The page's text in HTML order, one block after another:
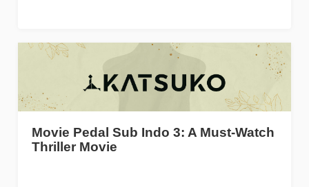
Movie Pedal Sub Indo 3: A Must-Watch
Thriller Movie